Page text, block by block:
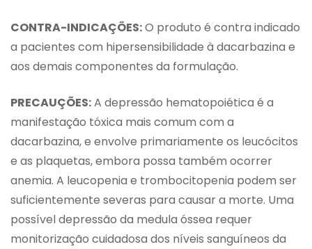
CONTRA-INDICAÇÕES:O produto é contra indicado
a pacientes com hipersensibilidade à dacarbazina e
aos demais componentes da formulação.
PRECAUÇÕES:A depressão hematopoiética é a
manifestação tóxica mais comum com a
dacarbazina, e envolve primariamente os leucócitos
e as plaquetas, embora possa também ocorrer
anemia. A leucopenia e trombocitopenia podem ser
suficientemente severas para causar a morte. Uma
possível depressão da medula óssea requer
monitorização cuidadosa dos níveis sanguíneos da